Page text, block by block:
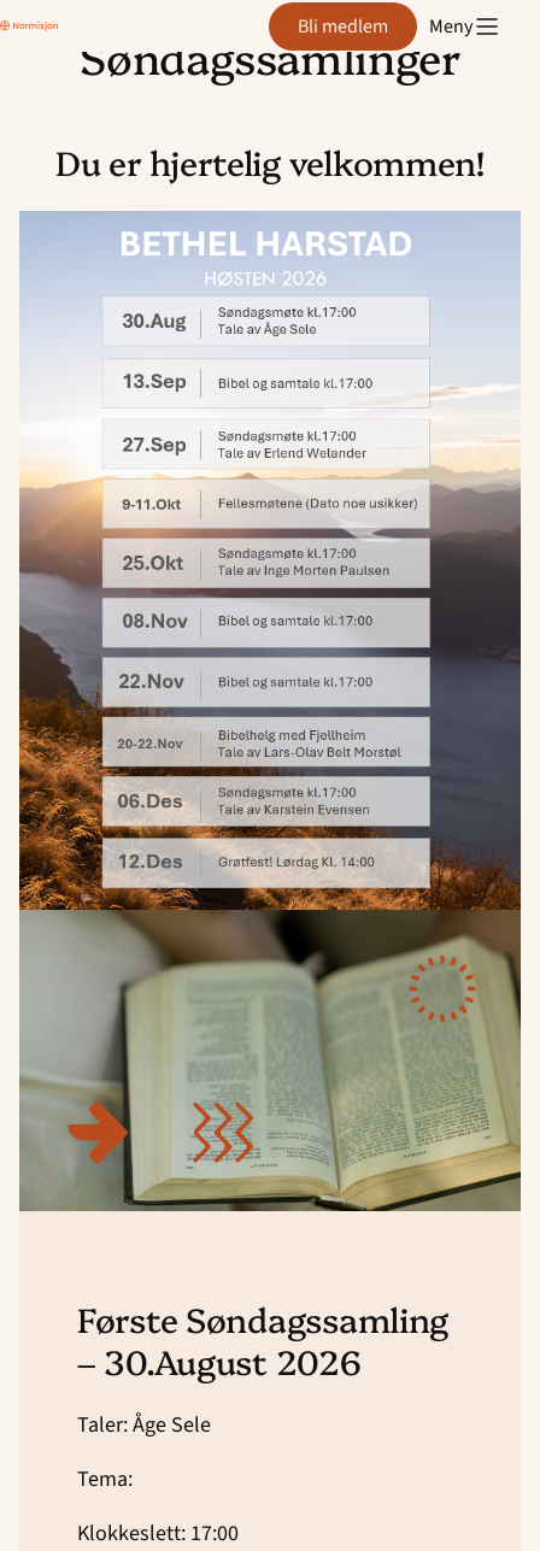
Harstad Bli medlem Meny
Søndagssamlinger
Du er hjertelig velkommen!
Første Søndagssamling
– 30.August 2026
Taler: Åge Sele
Tema:
Klokkeslett: 17:00